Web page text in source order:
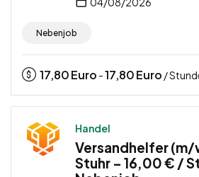
Nebenjob
17,80Euro -17,80Euro /
Handel
Versandhelfer
Stuhr – 16,00 € /